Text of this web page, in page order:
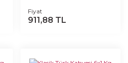
Fiyat
911,88 TL